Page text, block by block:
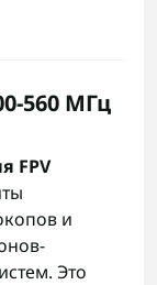
560 МГц
FPV
и
Это